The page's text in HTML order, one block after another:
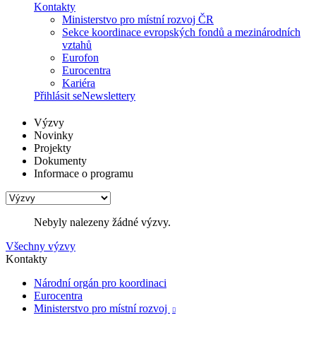
Kontakty
Ministerstvo pro místní rozvoj ČR
Sekce koordinace evropských fondů a mezinárodních
vztahů
Eurofon
Eurocentra
Kariéra
Přihlásit seNewslettery
Výzvy
Novinky
Projekty
Dokumenty
Informace o programu
Nebyly nalezeny žádné výzvy.
Všechny výzvy
Kontakty
Národní orgán pro koordinaci
Eurocentra
Ministerstvo pro místní rozvoj
